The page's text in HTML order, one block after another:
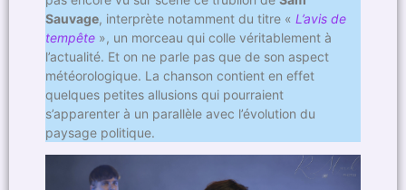
Sauvage, interprète notamment du titre « L’avis de
tempête », un morceau qui colle véritablement à
l’actualité. Et on ne parle pas que de son aspect
météorologique. La chanson contient en effet
quelques petites allusions qui pourraient
s’apparenter à un parallèle avec l’évolution du
paysage politique.